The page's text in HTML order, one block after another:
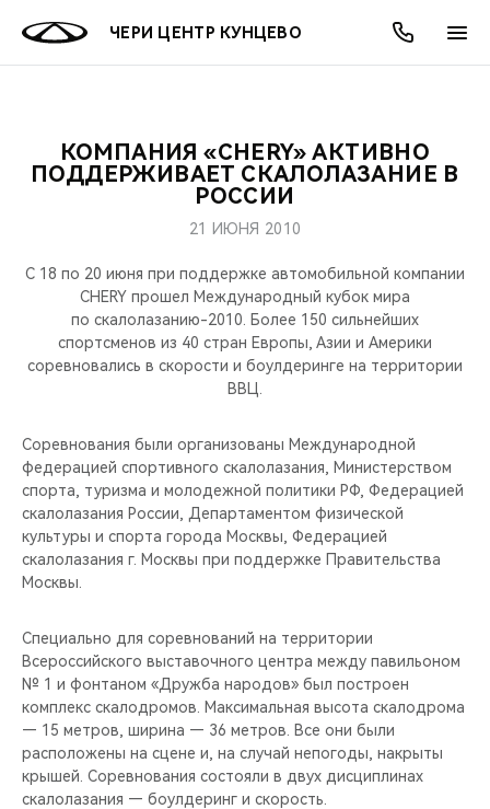
ЧЕРИ ЦЕНТР КУНЦЕВО
МОДЕЛИ
СЕДАНЫ
ПОКУПАТЕЛЯМ
КРЕДИТ И СТРАХОВАНИЕ
ВЛАДЕЛЬЦАМ
ЗАПЧАСТИ И АКСЕССУАРЫ
ПОДДЕРЖКА
МИР CHERY
О БРЕНДЕ
CHERY В СОЦСЕТЯХ
БЛАГОТВОРИТЕЛЬНОСТЬ
CHERY REMOTE
CHERY И СПОРТ
ВИДЕООБЗОРЫ
CHERY ДЛЯ ДЕТЕЙ
АКЦИИ
ОНЛАЙН СЕРВИСЫ
КРЕДИТ
О КОМПАНИИ
МЫ В СОЦСЕТЯХ
КОМПАНИЯ «CHERY» АКТИВНО
ПОДДЕРЖИВАЕТ СКАЛОЛАЗАНИЕ В
РОССИИ
21 ИЮНЯ 2010
С 18 по 20 июня при поддержке автомобильной компании
CHERY прошел Международный кубок мира
по скалолазанию-2010. Более 150 сильнейших
спортсменов из 40 стран Европы, Азии и Америки
соревновались в скорости и боулдеринге на территории
ВВЦ.
Соревнования были организованы Международной
федерацией спортивного скалолазания, Министерством
спорта, туризма и молодежной политики РФ, Федерацией
скалолазания России, Департаментом физической
культуры и спорта города Москвы, Федерацией
скалолазания г. Москвы при поддержке Правительства
Москвы.
Специально для соревнований на территории
Всероссийского выставочного центра между павильоном
№ 1 и фонтаном «Дружба народов» был построен
комплекс скалодромов. Максимальная высота скалодрома
— 15 метров, ширина — 36 метров. Все они были
расположены на сцене и, на случай непогоды, накрыты
крышей. Соревнования состояли в двух дисциплинах
скалолазания — боулдеринг и скорость.